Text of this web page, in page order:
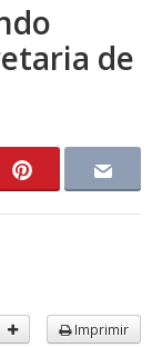
de
Imprimir